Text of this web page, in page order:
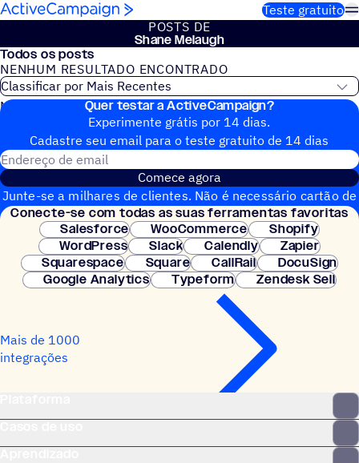
Pular para o conteúdo
Teste gratuito
POSTS DE
Shane Melaugh
Todos os posts
NENHUM RESULTADO ENCONTRADO
Nenhum post do blog encontrado
Quer testar a ActiveCampaign?
Experimente grátis por 14 dias.
Cadastre seu email para o teste gratuito de 14 dias
Comece agora
Junte-se a milhares de clientes. Não é necessário cartão de
crédito. Configuração instantânea.
Conecte-se com todas as suas ferramentas favoritas
Salesforce
WooCommerce
Shopify
WordPress
Slack Calendly
Zapier
Squarespace
Square CallRail
DocuSign
Google Analytics
Typeform Zendesk Sell
Mais de 1000
integrações